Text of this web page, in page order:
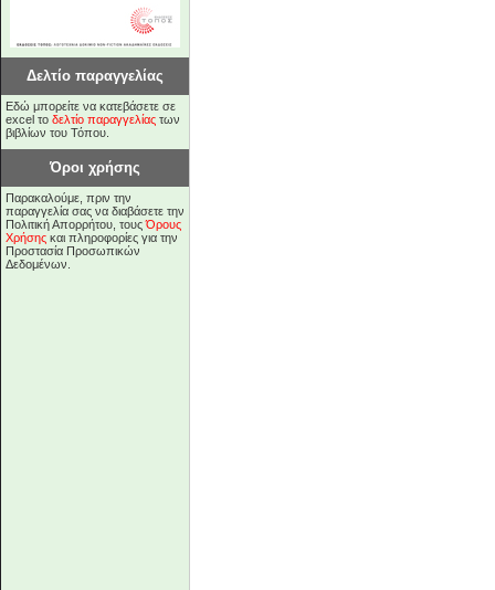
Δελτίο παραγγελίας
Εδώ μπορείτε να κατεβάσετε σε
excel το δελτίο παραγγελίας των
βιβλίων του Τόπου.
Όροι χρήσης
Παρακαλούμε, πριν την
παραγγελία σας να διαβάσετε την
Πολιτική Απορρήτου, τουςΌρους
Χρήσης και πληροφορίες για την
Προστασία Προσωπικών
Δεδομένων.